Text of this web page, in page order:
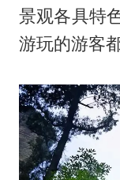
景观各具特
游玩的游客